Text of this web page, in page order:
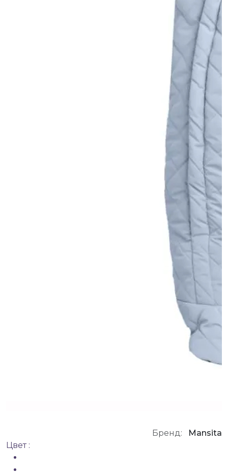
Бренд:
Mansita
Цвет :